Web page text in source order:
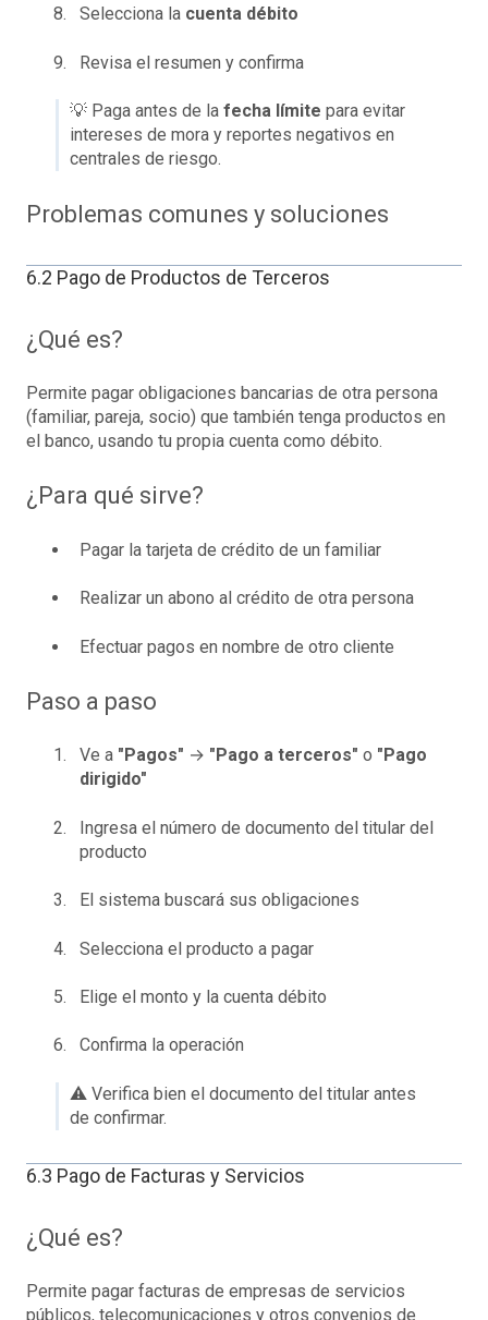
Selecciona la cuenta débito
Revisa el resumen y confirma
💡 Paga antes de la fecha límite para evitar
intereses de mora y reportes negativos en
centrales de riesgo.
Problemas comunes y soluciones
6.2 Pago de Productos de Terceros
¿Qué es?
Permite pagar obligaciones bancarias de otra persona
(familiar, pareja, socio) que también tenga productos en
el banco, usando tu propia cuenta como débito.
¿Para qué sirve?
Pagar la tarjeta de crédito de un familiar
Realizar un abono al crédito de otra persona
Efectuar pagos en nombre de otro cliente
Paso a paso
Ve a "Pagos" → "Pago a terceros" o "Pago
dirigido"
Ingresa el número de documento del titular del
producto
El sistema buscará sus obligaciones
Selecciona el producto a pagar
Elige el monto y la cuenta débito
Confirma la operación
⚠️ Verifica bien el documento del titular antes
de confirmar.
6.3 Pago de Facturas y Servicios
¿Qué es?
Permite pagar facturas de empresas de servicios
públicos, telecomunicaciones y otros convenios de